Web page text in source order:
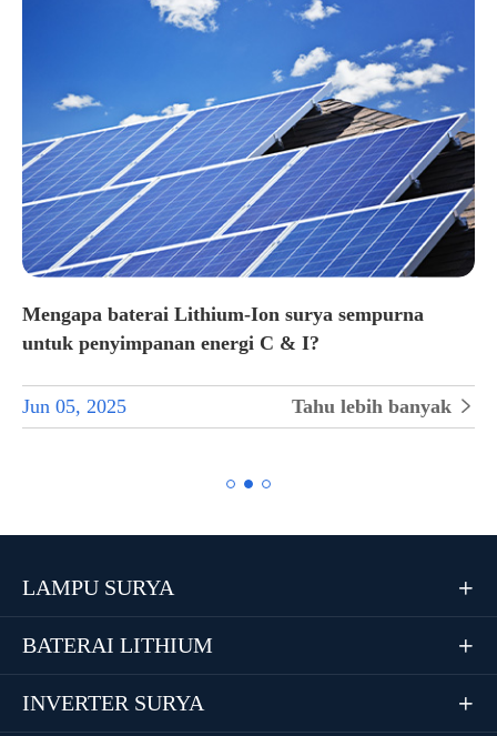
Mengapa baterai Lithium-Ion surya sempurna
untuk penyimpanan energi C & I?
Jun 05, 2025 Tahu lebih banyak 
LAMPU SURYA 
BATERAI LITHIUM 
INVERTER SURYA 